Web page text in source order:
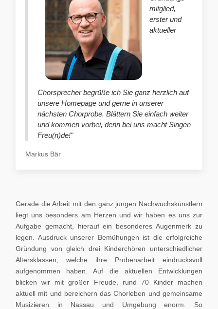
mitglied,
erster und
aktueller
Chorsprecher begrüße ich Sie ganz herzlich auf
unsere Homepage und gerne in unserer
nächsten Chorprobe. Blättern Sie einfach weiter
und kommen vorbei, denn bei uns macht Singen
Freu(n)de!"
Markus Bär
Gerade die Arbeit mit den ganz jungen Nachwuchskünstlern
liegt uns besonders am Herzen und wir haben es uns zur
Aufgabe gemacht, hierauf ein besonderes Augenmerk zu
legen. Ausdruck unserer Bemühungen ist die erfolgreiche
Gründung von gleich drei Kinderchören unterschiedlicher
Altersklassen, welche ihre Probenarbeit eindrucksvoll
aufgenommen haben. Auf die aktuellen Entwicklungen
blicken wir mit großer Freude, rund 70 Kinder machen
aktuell mit und bereichern das Chorleben und gemeinsame
Musizieren in Nassau und Umgebung enorm. So